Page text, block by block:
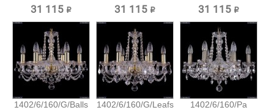
31 115 ₽ 31 115 ₽
подвесная...
31 115 ₽
1402/6/160/G/Balls
1402/6/160/G/Leafs
1402/6/160/Pa